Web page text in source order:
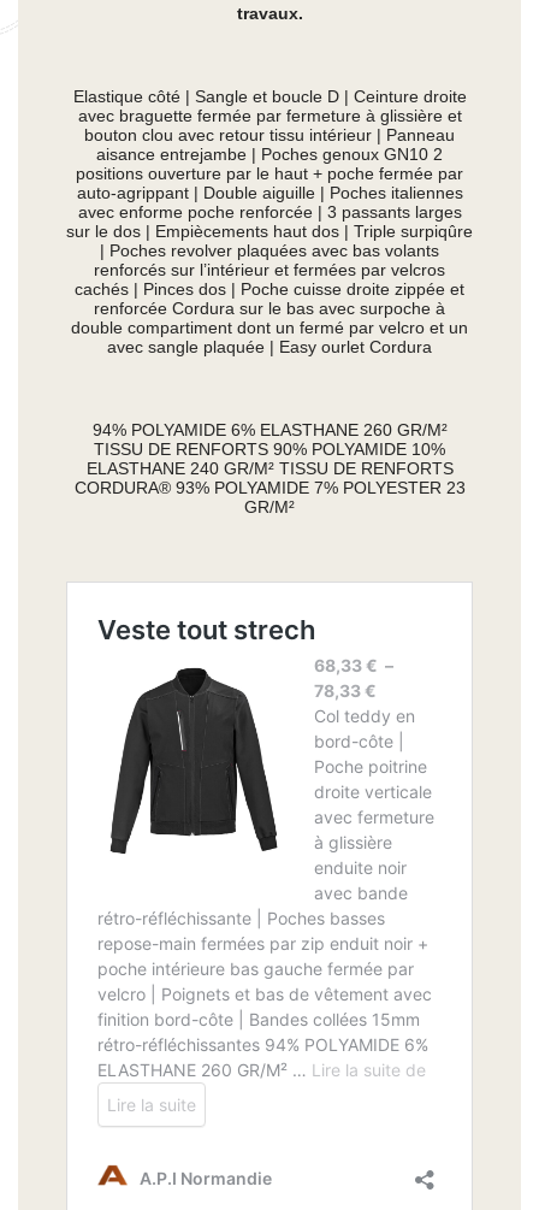
travaux.
Elastique côté | Sangle et boucle D | Ceinture droite
avec braguette fermée par fermeture à glissière et
bouton clou avec retour tissu intérieur | Panneau
aisance entrejambe | Poches genoux GN10 2
positions ouverture par le haut + poche fermée par
auto-agrippant | Double aiguille | Poches italiennes
avec enforme poche renforcée | 3 passants larges
sur le dos | Empiècements haut dos | Triple surpiqûre
| Poches revolver plaquées avec bas volants
renforcés sur l’intérieur et fermées par velcros
cachés | Pinces dos | Poche cuisse droite zippée et
renforcée Cordura sur le bas avec surpoche à
double compartiment dont un fermé par velcro et un
avec sangle plaquée | Easy ourlet Cordura
94% POLYAMIDE 6% ELASTHANE 260 GR/M²
TISSU DE RENFORTS 90% POLYAMIDE 10%
ELASTHANE 240 GR/M² TISSU DE RENFORTS
CORDURA® 93% POLYAMIDE 7% POLYESTER 23
GR/M²